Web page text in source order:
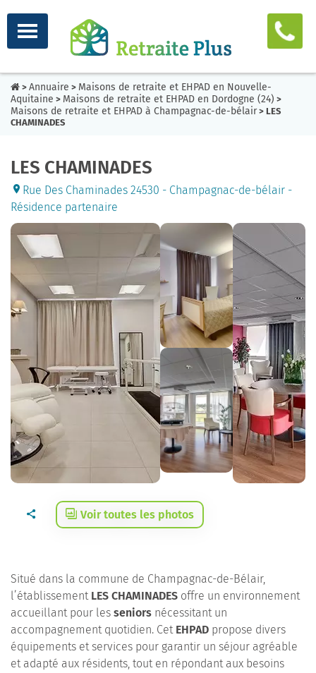
> Annuaire > Maisons de retraite et EHPAD en Nouvelle-
Aquitaine > Maisons de retraite et EHPAD en Dordogne (24) >
Maisons de retraite et EHPAD à Champagnac-de-bélair> LES
CHAMINADES
LES CHAMINADES
Rue Des Chaminades 24530 - Champagnac-de-bélair -
Résidence partenaire
Voir toutes les photos
Situé dans la commune de Champagnac-de-Bélair,
l’établissement LES CHAMINADES offre un environnement
accueillant pour les seniors nécessitant un
accompagnement quotidien. Cet EHPAD propose divers
équipements et services pour garantir un séjour agréable
et adapté aux résidents, tout en répondant aux besoins